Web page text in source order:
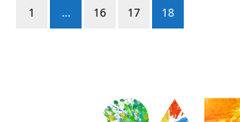
1 … 16 17 18